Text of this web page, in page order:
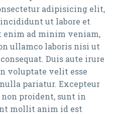
adipisicing elit,
ut labore et
enim ad minim veniam,
ullamco laboris nisi ut
Duis aute irure
voluptate velit esse
pariatur. Excepteur
proident, sunt in
mollit anim id est